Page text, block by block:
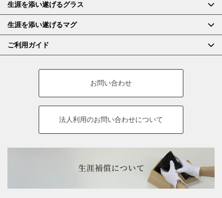
生涯を添い遂げるグラス
生涯を添い遂げるマグ
ご利用ガイド
お問い合わせ
法人利用のお問い合わせについて